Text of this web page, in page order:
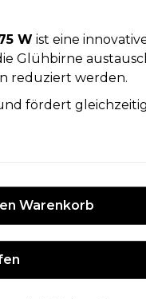
W ist eine
Glühbirne
reduziert werden.
fördert
Warenkorb